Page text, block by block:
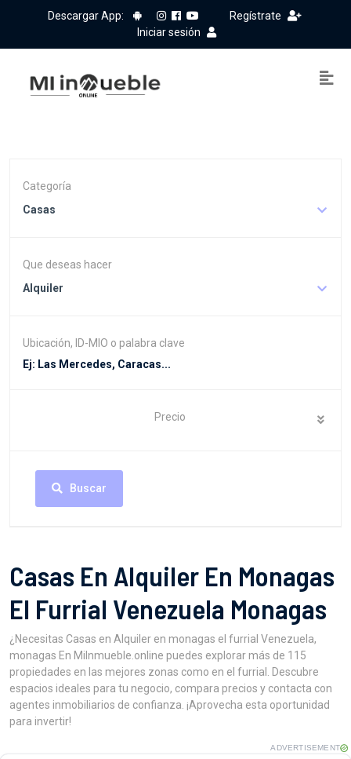
Descargar App:
Regístrate
Iniciar sesión
Categoría
Casas
Que deseas hacer
Alquiler
Ubicación, ID-MIO o palabra clave
Precio
Buscar
Casas En Alquiler En Monagas
El Furrial Venezuela Monagas
¿Necesitas Casas en Alquiler en monagas el furrial Venezuela,
monagas En MiInmueble.online puedes explorar más de 115
propiedades en las mejores zonas como en el furrial. Descubre
espacios ideales para tu negocio, compara precios y contacta con
agentes inmobiliarios de confianza. ¡Aprovecha esta oportunidad
para invertir!
ADVERTISEMENT